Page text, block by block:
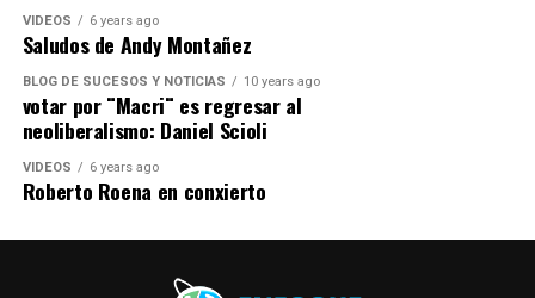
VIDEOS 6 years ago
Saludos de Andy Montañez
BLOG DE SUCESOS Y NOTICIAS 10 years ago
votar por ¨Macri¨ es regresar al
neoliberalismo: Daniel Scioli
VIDEOS 6 years ago
Roberto Roena en conxierto